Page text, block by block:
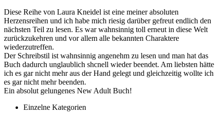
Diese Reihe von Laura Kneidel ist eine meiner absoluten
Herzensreihen und ich habe mich riesig darüber gefreut endlich den
nächsten Teil zu lesen. Es war wahnsinnig toll erneut in diese Welt
zurückzukehren und vor allem alle bekannten Charaktere
wiederzutreffen.
Der Schreibstil ist wahnsinnig angenehm zu lesen und man hat das
Buch dadurch unglaublich shcnell wieder beendet. Am liebsten hätte
ich es gar nicht mehr aus der Hand gelegt und gleichzeitig wollte ich
es gar nicht mehr beenden.
Ein absolut gelungenes New Adult Buch!
Einzelne Kategorien